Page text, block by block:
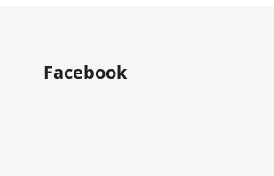
Facebook